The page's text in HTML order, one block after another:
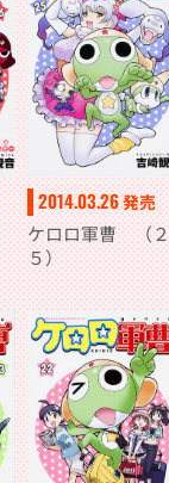
2014.03.26発売
ケロロ軍曹 （２
５）